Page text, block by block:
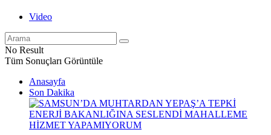
Video
No Result
Tüm Sonuçları Görüntüle
Anasayfa
Son Dakika